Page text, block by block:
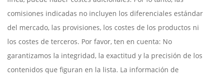
comisiones indicadas no incluyen los diferenciales estándar
del mercado, las provisiones, los costes de los productos ni
los costes de terceros. Por favor, ten en cuenta: No
garantizamos la integridad, la exactitud y la precisión de los
contenidos que figuran en la lista. La información de